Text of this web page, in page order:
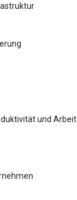
und Arbeit